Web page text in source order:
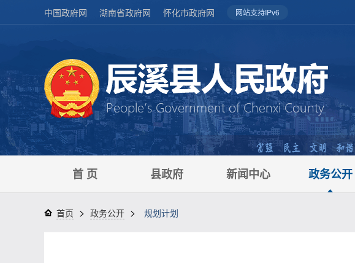
中国政府网 湖南省政府网 怀化市政府网 网站支持IPv6
首 页 县政府 新闻中心 政务公开
首页 > 政务公开 > 规划计划